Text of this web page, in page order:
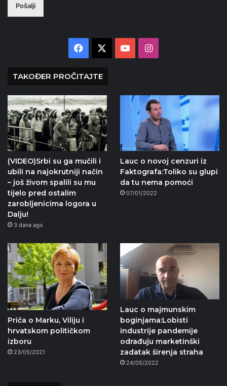
Pošalji
Facebook YouTubeInstagram
TAKOĐER PROČITAJTE
(VIDEO)Srbi su ga mučili i
ubili na najokrutniji način
– još živom spalili su mu
tijelo pred ostalim
zarobljenicima logora u
Dalju!
3 dana ago
Lauc o novoj cenzuri iz
Faktografa:Toliko su glupi
da tu nema pomoći
07/01/2022
Priča o Marku, Viliju i
hrvatskom političkom
izboru
23/05/2021
Lauc o majmunskim
boginjama:Lobisti
industrije pandemije
odrađuju marketinški
zadatak širenja straha
24/05/2022